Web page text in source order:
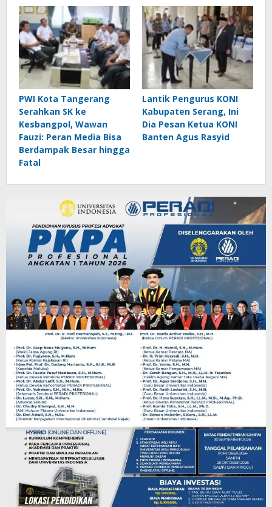
PWI Kota Tangerang
Serahkan SK ke
Kesbangpol, Wawan
Fauzi: Peran Media Bisa
Berdampak Besar hingga
Fatal
Lantik Pengurus KONI
Kabupaten Serang, Ini
Dia Pesan Ketua KONI
Banten Agus Rasyid